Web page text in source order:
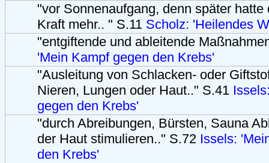
"vor Sonnenaufgang, denn später hatte
Kraft mehr.. " S.11 Scholz: 'Heilendes
"entgiftende und ableitende
'Mein Kampf gegen den Krebs'
"Ausleitung von Schlacken- oder
Nieren, Lungen oder Haut.." S.41
gegen den Krebs'
"durch Abreibungen, Bürsten, Sauna
der Haut stimulieren.." S.72 Issels:
den Krebs'